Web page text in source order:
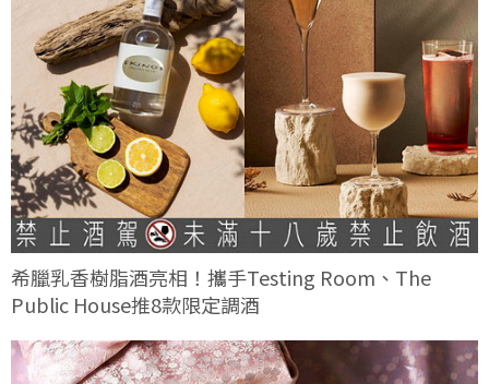
希臘乳香樹脂酒亮相！攜手Testing Room、The
Public House推8款限定調酒